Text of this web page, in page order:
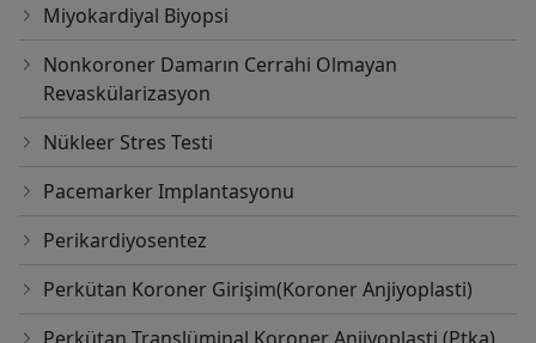
Miyokardiyal Biyopsi
Nonkoroner Damarın Cerrahi Olmayan
Revaskülarizasyon
Nükleer Stres Testi
Pacemarker Implantasyonu
Perikardiyosentez
Perkütan Koroner Girişim(Koroner Anjiyoplasti)